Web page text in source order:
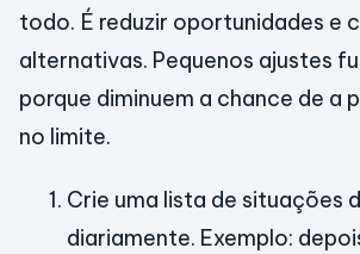
todo. É reduzir oportunidades e
alternativas. Pequenos ajustes
porque diminuem a chance de a
no limite.
Crie uma lista de situações
diariamente. Exemplo: